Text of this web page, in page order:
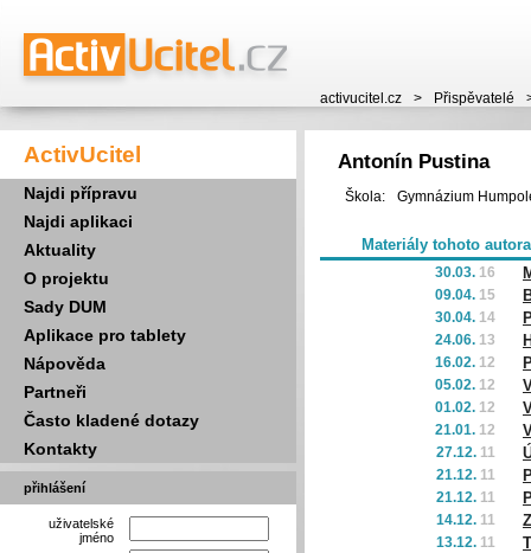
ActivUcitel
Najdi přípravu
Najdi aplikaci
Aktuality
O projektu
Sady DUM
Aplikace pro tablety
Nápověda
Partneři
Často kladené dotazy
Kontakty
přihlášení
uživatelské
jméno
activucitel.cz > Přispěvatelé
Antonín Pustina
Škola: Gymnázium
Materiály tohoto autora
30.03. 16
09.04. 15
30.04. 14
24.06. 13
16.02. 12
05.02. 12
01.02. 12
21.01. 12
27.12. 11
21.12. 11
21.12. 11
14.12. 11
13.12. 11